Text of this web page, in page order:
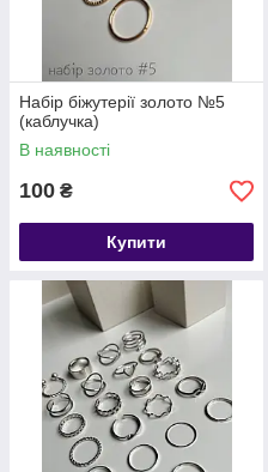
Набір біжутерії золото №5
(каблучка)
В наявності
100 ₴
Купити